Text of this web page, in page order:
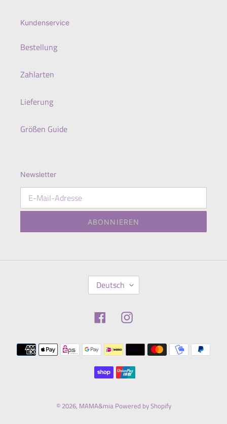
Kundenservice
Bestellung
Zahlarten
Lieferung
Größen Guide
Newsletter
ABONNIEREN
Deutsch
FacebookInstagram
Zahlungsmethoden
© 2026, MAMA&mia Powered by Shopify